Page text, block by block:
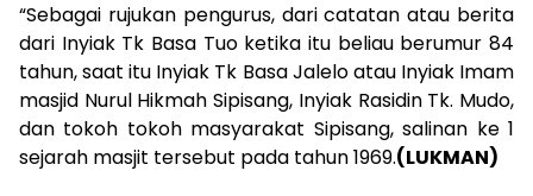
“Sebagai rujukan pengurus, dari catatan atau berita
dari Inyiak Tk Basa Tuo ketika itu beliau berumur 84
tahun, saat itu Inyiak Tk Basa Jalelo atau Inyiak Imam
masjid Nurul Hikmah Sipisang, Inyiak Rasidin Tk. Mudo,
dan tokoh tokoh masyarakat Sipisang, salinan ke 1
sejarah masjit tersebut pada tahun 1969.(LUKMAN)